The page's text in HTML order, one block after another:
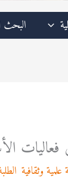
البحث
وثقافية